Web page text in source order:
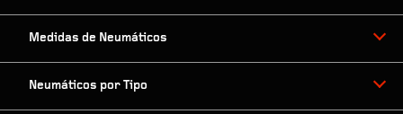
Medidas de Neumáticos
Neumáticos por Tipo